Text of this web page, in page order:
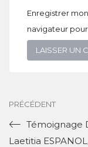
Enregistrer
navigateur
PRÉCÉDENT
Témoignage
Laetitia